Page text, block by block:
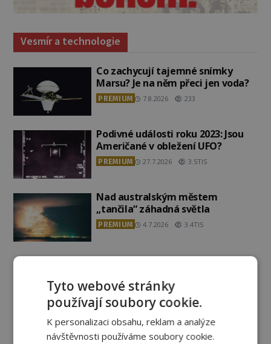
Vesmír a technologie
Co zachycují tajemné snímky
Marsu? Je na něm přeci jen voda?
PREMIUM 7.8.2026 233
Podivné události roku 2023: Jsou
Američané v obležení UFO?
PREMIUM 27.7.2026 3.5TIS
Nad australským městem
„tančila“ záhadná světla
PREMIUM 4.7.2026 3.4TIS
Ayia Napa: Kyperské vodní
monstrum s mírumilovnou
povahou
7.8.2026 2.9TIS
Tyto webové stránky
používají soubory cookie.
K personalizaci obsahu, reklam a analýze
návštěvnosti používáme soubory cookie.